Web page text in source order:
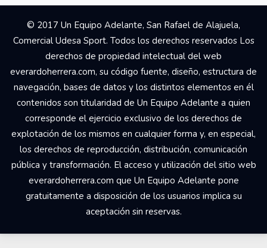
© 2017 Un Equipo Adelante, San Rafael de Alajuela,
Comercial Udesa Sport. Todos los derechos reservados Los
derechos de propiedad intelectual del web
everardoherrera.com, su código fuente, diseño, estructura de
navegación, bases de datos y los distintos elementos en él
contenidos son titularidad de Un Equipo Adelante a quien
corresponde el ejercicio exclusivo de los derechos de
explotación de los mismos en cualquier forma y, en especial,
los derechos de reproducción, distribución, comunicación
pública y transformación. El acceso y utilización del sitio web
everardoherrera.com que Un Equipo Adelante pone
gratuitamente a disposición de los usuarios implica su
aceptación sin reservas.